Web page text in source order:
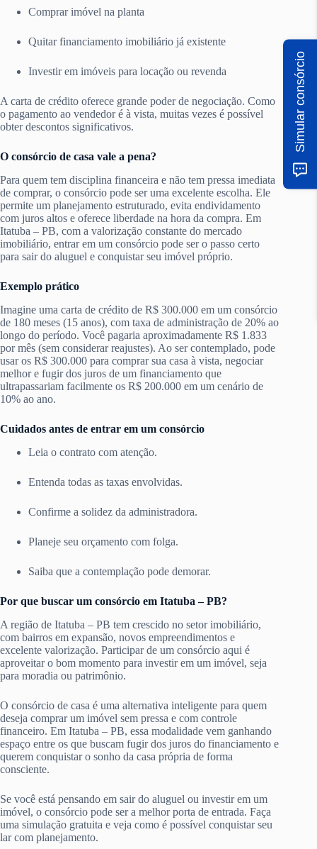
Comprar imóvel na planta
Quitar financiamento imobiliário já existente
Investir em imóveis para locação ou revenda
A carta de crédito oferece grande poder de negociação. Como
o pagamento ao vendedor é à vista, muitas vezes é possível
obter descontos significativos.
O consórcio de casa vale a pena?
Para quem tem disciplina financeira e não tem pressa imediata
de comprar, o consórcio pode ser uma excelente escolha. Ele
permite um planejamento estruturado, evita endividamento
com juros altos e oferece liberdade na hora da compra. Em
Itatuba – PB, com a valorização constante do mercado
imobiliário, entrar em um consórcio pode ser o passo certo
para sair do aluguel e conquistar seu imóvel próprio.
Exemplo prático
Imagine uma carta de crédito de R$ 300.000 em um consórcio
de 180 meses (15 anos), com taxa de administração de 20% ao
longo do período. Você pagaria aproximadamente R$ 1.833
por mês (sem considerar reajustes). Ao ser contemplado, pode
usar os R$ 300.000 para comprar sua casa à vista, negociar
melhor e fugir dos juros de um financiamento que
ultrapassariam facilmente os R$ 200.000 em um cenário de
10% ao ano.
Cuidados antes de entrar em um consórcio
Leia o contrato com atenção.
Entenda todas as taxas envolvidas.
Confirme a solidez da administradora.
Planeje seu orçamento com folga.
Saiba que a contemplação pode demorar.
Por que buscar um consórcio em Itatuba – PB?
A região de Itatuba – PB tem crescido no setor imobiliário,
com bairros em expansão, novos empreendimentos e
excelente valorização. Participar de um consórcio aqui é
aproveitar o bom momento para investir em um imóvel, seja
para moradia ou patrimônio.
O consórcio de casa é uma alternativa inteligente para quem
deseja comprar um imóvel sem pressa e com controle
financeiro. Em Itatuba – PB, essa modalidade vem ganhando
espaço entre os que buscam fugir dos juros do financiamento e
querem conquistar o sonho da casa própria de forma
consciente.
Se você está pensando em sair do aluguel ou investir em um
imóvel, o consórcio pode ser a melhor porta de entrada. Faça
uma simulação gratuita e veja como é possível conquistar seu
lar com planejamento.
Simular consórcio